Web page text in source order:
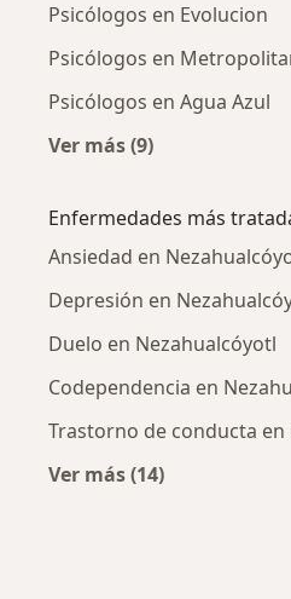
Psicólogos en Evolucion
Psicólogos en
Psicólogos en Agua Azul
Ver más (9)
Enfermedades más
Ansiedad en
Depresión en
Duelo en Nezahualcóyotl
Codependencia en
Trastorno de conducta en
Ver más (14)